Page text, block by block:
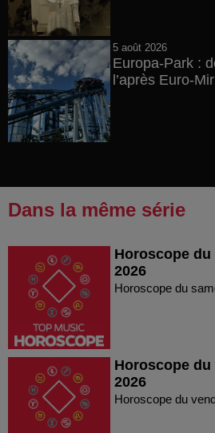
5 août 2026
Europa-Park :
l’après Euro-Mir
Dans la même série
Horoscope du
2026
Horoscope du
Horoscope
2026
Horoscope du